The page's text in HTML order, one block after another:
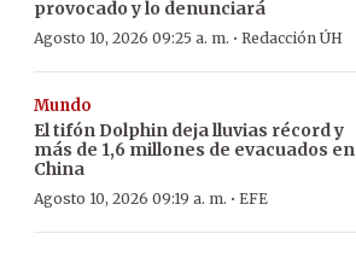
provocado y lo denunciará
Agosto 10, 2026 09:25 a. m. · Redacción ÚH
Mundo
El tifón Dolphin deja lluvias récord y
más de 1,6 millones de evacuados en
China
Agosto 10, 2026 09:19 a. m. · EFE